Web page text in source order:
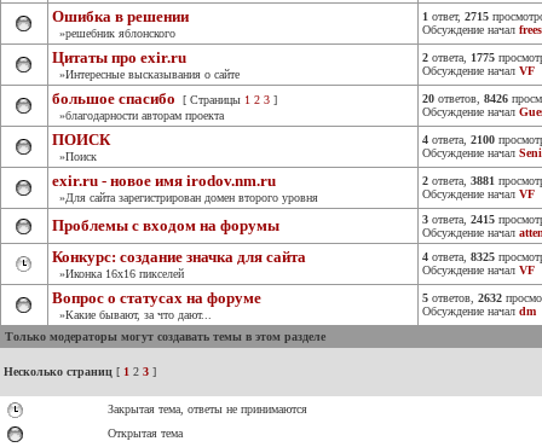
Ошибка в решении
»решебник яблонского
1 ответ, 2715
Обсуждение начал
Цитаты про exir.ru
»Интересные высказывания о сайте
2 ответа, 1775
Обсуждение начал VF
большое спасибо [ Страницы 1 2 3 ]
»благодарности авторам проекта
20 ответов, 8426
Обсуждение начал
ПОИСК
»Поиск
4 ответа, 2100
Обсуждение начал
exir.ru - новое имя irodov.nm.ru
»Для сайта зарегистрирован домен второго уровня
2 ответа, 3881
Обсуждение начал VF
Проблемы с входом на форумы 3 ответа, 2415
Обсуждение начал
Конкурс: создание значка для сайта
»Иконка 16x16 пикселей
4 ответа, 8325
Обсуждение начал VF
Вопрос о статусах на форуме
»Какие бывают, за что дают...
5 ответов, 2632
Обсуждение начал dm
Только модераторы могут создавать темы в этом разделе
Несколько страниц [ 1 2 3 ]
Закрытая тема, ответы не принимаются
Открытая тема